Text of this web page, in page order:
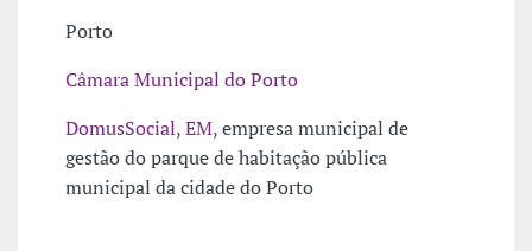
Porto
Câmara Municipal do Porto
DomusSocial, EM,empresa municipal de
gestão do parque de habitação pública
municipal da cidade do Porto